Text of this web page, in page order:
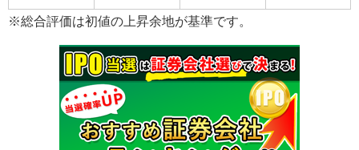
※総合評価は初値の上昇余地が基準です。